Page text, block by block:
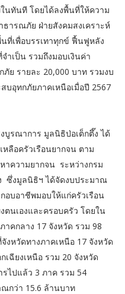
นทันที โดยได้ลงพื้นที่ให้ความ
ธารณภัย ฝ่ายสังคมสงเคราะห์
ที่เพื่อบรรเทาทุกข์ ฟื้นฟูหลัง
ำเป็น รวมถึงมอบเงินค่า
ย รายละ 20,000 บาท รวมงบ
อุทกภัยภาคเหนือเมื่อปี 2567
บูรณาการ มูลนิธิป่อเต็กตึ๊ง ได้
ลือครัวเรือนยากจน ตาม
ความยากจน ระหว่างกรม
ซึ่งมูลนิธิฯ ได้จัดงบประมาณ
อบอาชีพมอบให้แก่ครัวเรือน
ตนเองและครอบครัว โดยใน
คกลาง 17 จังหวัด รวม 98
งหวัดทางภาคเหนือ 17 จังหวัด
ฉียงเหนือ รวม 20 จังหวัด
ไปแล้ว 3 ภาค รวม 54
กว่า 15.6 ล้านบาท